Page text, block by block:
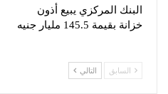
البنك المركزي يبيع أذون
خزانة بقيمة 145.5 مليار جنيه
السابق التالي